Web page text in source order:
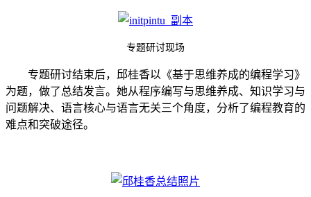
专题研讨现场
专题研讨结束后，邱桂香以《基于思维养成的编程学习》
为题，做了总结发言。她从程序编写与思维养成、知识学习与
问题解决、语言核心与语言无关三个角度，分析了编程教育的
难点和突破途径。